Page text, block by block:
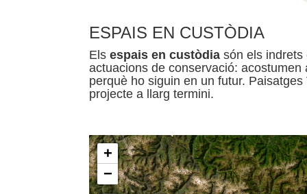
ESPAIS EN CUSTÒDIA
Els espais en custòdia són els indrets
actuacions de conservació:
perquè ho siguin en un futur.
projecte a llarg termini.
+
−